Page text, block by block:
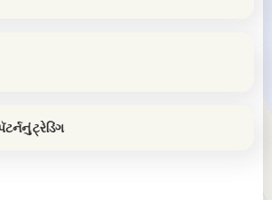
ટ્રેડિંગ